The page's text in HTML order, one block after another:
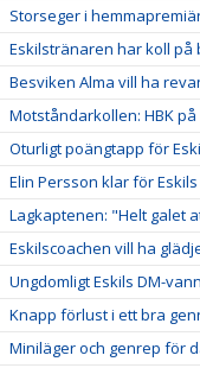
Storseger i
Eskilstränaren har koll på
Besviken Alma vill ha
Motståndarkollen: HBK
Oturligt poängtapp för
Elin Persson klar för Eskils
Lagkaptenen: "Helt galet
Eskilscoachen vill ha
Ungdomligt Eskils DM-vann
Knapp förlust i ett bra
Miniläger och genrep för